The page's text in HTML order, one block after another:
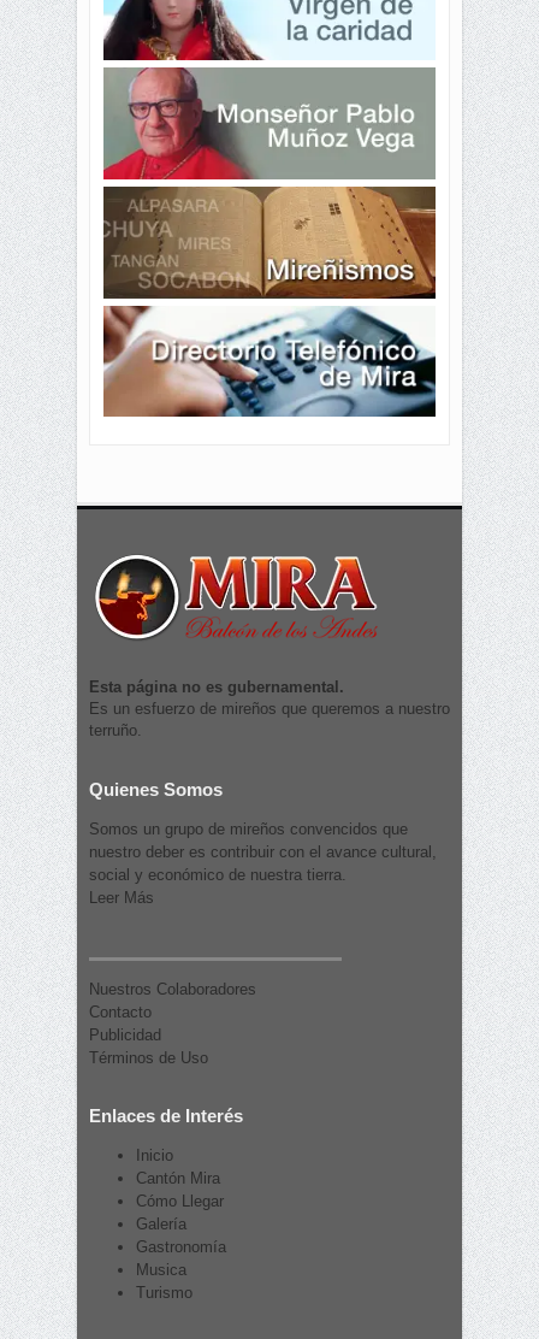
Esta página no es gubernamental.
Es un esfuerzo de mireños que queremos a nuestro
terruño.
Quienes Somos
Somos un grupo de mireños convencidos que
nuestro deber es contribuir con el avance cultural,
social y económico de nuestra tierra.
Leer Más
Nuestros Colaboradores
Contacto
Publicidad
Términos de Uso
Enlaces de Interés
Inicio
Cantón Mira
Cómo Llegar
Galería
Gastronomía
Musica
Turismo